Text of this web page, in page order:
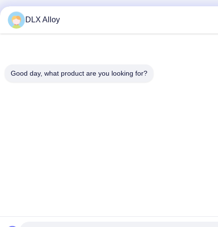
DLX Alloy
Good day, what product are you looking for?